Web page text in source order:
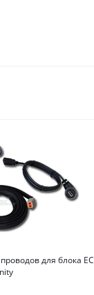
для блока ECU